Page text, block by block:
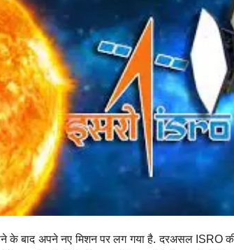
के बाद अपने नए मिशन पर लग गया है. दरअसल ISRO